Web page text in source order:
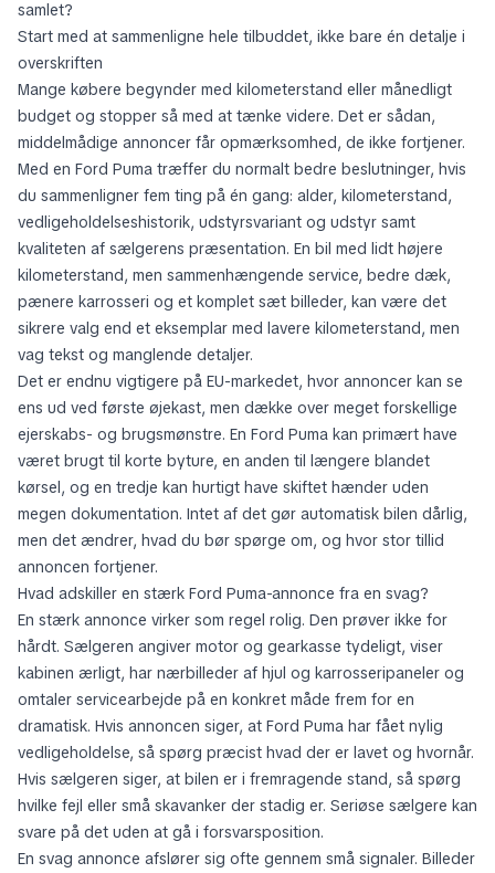
samlet?
Start med at sammenligne hele tilbuddet, ikke bare én detalje i
overskriften
Mange købere begynder med kilometerstand eller månedligt
budget og stopper så med at tænke videre. Det er sådan,
middelmådige annoncer får opmærksomhed, de ikke fortjener.
Med en Ford Puma træffer du normalt bedre beslutninger, hvis
du sammenligner fem ting på én gang: alder, kilometerstand,
vedligeholdelseshistorik, udstyrsvariant og udstyr samt
kvaliteten af sælgerens præsentation. En bil med lidt højere
kilometerstand, men sammenhængende service, bedre dæk,
pænere karrosseri og et komplet sæt billeder, kan være det
sikrere valg end et eksemplar med lavere kilometerstand, men
vag tekst og manglende detaljer.
Det er endnu vigtigere på EU-markedet, hvor annoncer kan se
ens ud ved første øjekast, men dække over meget forskellige
ejerskabs- og brugsmønstre. En Ford Puma kan primært have
været brugt til korte byture, en anden til længere blandet
kørsel, og en tredje kan hurtigt have skiftet hænder uden
megen dokumentation. Intet af det gør automatisk bilen dårlig,
men det ændrer, hvad du bør spørge om, og hvor stor tillid
annoncen fortjener.
Hvad adskiller en stærk Ford Puma-annonce fra en svag?
En stærk annonce virker som regel rolig. Den prøver ikke for
hårdt. Sælgeren angiver motor og gearkasse tydeligt, viser
kabinen ærligt, har nærbilleder af hjul og karrosseripaneler og
omtaler servicearbejde på en konkret måde frem for en
dramatisk. Hvis annoncen siger, at Ford Puma har fået nylig
vedligeholdelse, så spørg præcist hvad der er lavet og hvornår.
Hvis sælgeren siger, at bilen er i fremragende stand, så spørg
hvilke fejl eller små skavanker der stadig er. Seriøse sælgere kan
svare på det uden at gå i forsvarsposition.
En svag annonce afslører sig ofte gennem små signaler. Billeder